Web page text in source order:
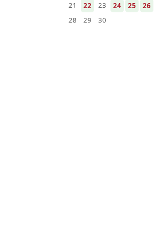
21
22 23 24 25 26
28
29 30